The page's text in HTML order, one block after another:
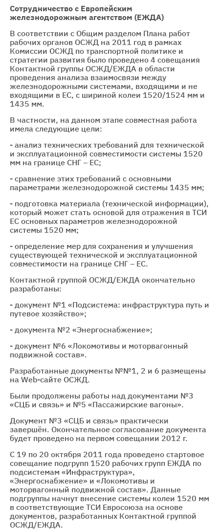
Сотрудничество с Европейским
железнодорожным агентством (ЕЖДА)
В соответствии с Общим разделом Плана работ
рабочих органов ОСЖД на 2011 год в рамках
Комиссии ОСЖД по транспортной политике и
стратегии развития было проведено 4 совещания
Контактной группы ОСЖД/ЕЖДА в области
проведения анализа взаимосвязи между
железнодорожными системами, входящими и не
входящими в ЕС, с шириной колеи 1520/1524 мм и
1435 мм.
В частности, на данном этапе совместная работа
имела следующие цели:
- анализ технических требований для технической
и эксплуатационной совместимости системы 1520
мм на границе СНГ – ЕС;
- сравнение этих требований с основными
параметрами железнодорожной системы 1435 мм;
- подготовка материала (технической информации),
который может стать основой для отражения в ТСИ
ЕС основных параметров железнодорожной
системы 1520 мм;
- определение мер для сохранения и улучшения
существующей технической и эксплуатационной
совместимости на границе СНГ – ЕС.
Контактной группой ОСЖД/ЕЖДА окончательно
разработаны:
- документ №1 «Подсистема: инфраструктура путь и
путевое хозяйство»;
- документа №2 «Энергоснабжение»;
- документ №6 «Локомотивы и моторвагонный
подвижной состав».
Разработанные документы №№1, 2 и 6 размещены
на Web-сайте ОСЖД.
Были продолжены работы над документами №3
«СЦБ и связь» и №5 «Пассажирские вагоны».
Документ №3 «СЦБ и связь» практически
завершён. Окончательное согласование документа
будет проведено на первом совещании 2012 г.
С 19 по 20 октября 2011 года проведено стартовое
совещание подгрупп 1520 рабочих групп ЕЖДА по
подсистемам «Инфраструктура»,
«Энергоснабжение» и «Локомотивы и
моторвагонный подвижной состав». Данные
подгруппы начнут внесение системы колеи 1520 мм
в соответствующие ТСИ Евросоюза на основе
документов, разработанных Контактной группой
ОСЖД/ЕЖДА.